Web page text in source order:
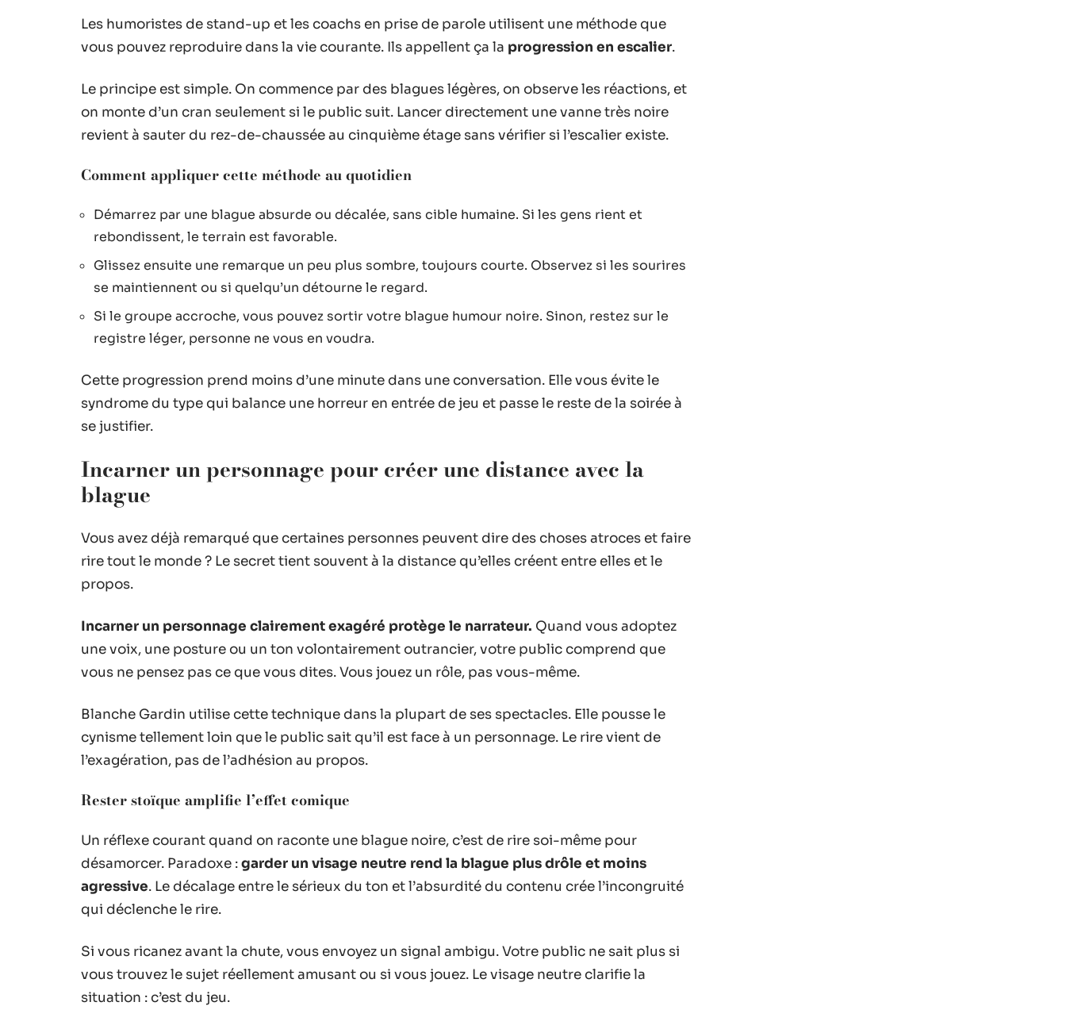
Les humoristes de stand-up et les coachs en prise de parole utilisent une méthode que
vous pouvez reproduire dans la vie courante. Ils appellent ça la progression en escalier.
Le principe est simple. On commence par des blagues légères, on observe les réactions, et
on monte d’un cran seulement si le public suit. Lancer directement une vanne très noire
revient à sauter du rez-de-chaussée au cinquième étage sans vérifier si l’escalier existe.
Comment appliquer cette méthode au quotidien
Démarrez par une blague absurde ou décalée, sans cible humaine. Si les gens rient et
rebondissent, le terrain est favorable.
Glissez ensuite une remarque un peu plus sombre, toujours courte. Observez si les sourires
se maintiennent ou si quelqu’un détourne le regard.
Si le groupe accroche, vous pouvez sortir votre blague humour noire. Sinon, restez sur le
registre léger, personne ne vous en voudra.
Cette progression prend moins d’une minute dans une conversation. Elle vous évite le
syndrome du type qui balance une horreur en entrée de jeu et passe le reste de la soirée à
se justifier.
Incarner un personnage pour créer une distance avec la
blague
Vous avez déjà remarqué que certaines personnes peuvent dire des choses atroces et faire
rire tout le monde ? Le secret tient souvent à la distance qu’elles créent entre elles et le
propos.
Incarner un personnage clairement exagéré protège le narrateur. Quand vous adoptez
une voix, une posture ou un ton volontairement outrancier, votre public comprend que
vous ne pensez pas ce que vous dites. Vous jouez un rôle, pas vous-même.
Blanche Gardin utilise cette technique dans la plupart de ses spectacles. Elle pousse le
cynisme tellement loin que le public sait qu’il est face à un personnage. Le rire vient de
l’exagération, pas de l’adhésion au propos.
Rester stoïque amplifie l’effet comique
Un réflexe courant quand on raconte une blague noire, c’est de rire soi-même pour
désamorcer. Paradoxe :garder un visage neutre rend la blague plus drôle et moins
agressive. Le décalage entre le sérieux du ton et l’absurdité du contenu crée l’incongruité
qui déclenche le rire.
Si vous ricanez avant la chute, vous envoyez un signal ambigu. Votre public ne sait plus si
vous trouvez le sujet réellement amusant ou si vous jouez. Le visage neutre clarifie la
situation : c’est du jeu.